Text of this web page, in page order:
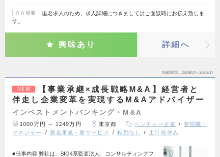
会社概要
匿名求人のため、求人詳細につきましてはご面談時にお伝え致しま
す。
興味あり 詳細へ
掲載期間 26/08/04～26/08/17
NEW
【事業承継×成長戦略M&A】経営者と
伴走し企業変革を実現するM&Aアドバイザー
インベストメントバンキング・M&A
1000万円 ～ 1249万円 東京都 ベンチャー企業
管理職・
マネジャー
新規事業・新サービス 転勤なし 土日祝休み
■仕事内容 弊社は、BIG4系監査法人、コンサルティングフ